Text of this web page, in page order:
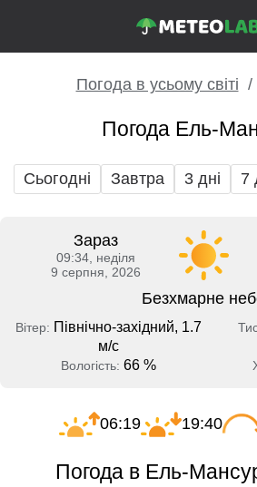
Погода в усьому світі
Погода Ель-
Сьогодні Завтра 3 дні 7
Зараз
09:34, неділя
9 серпня, 2026
Безхмарне
Вітер: Північно-західний, 1.7
м/с
Вологість: 66 %
06:19 19:40
Погода в Ель-